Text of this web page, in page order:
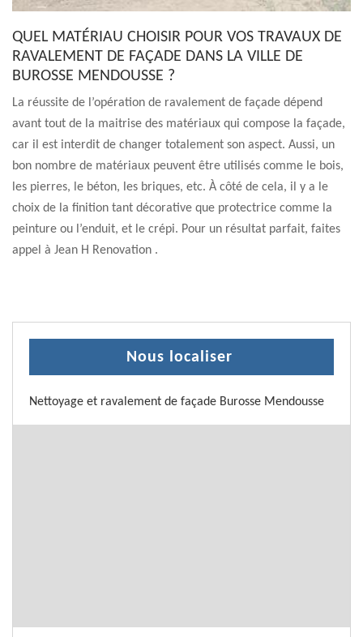
QUEL MATÉRIAU CHOISIR POUR VOS TRAVAUX DE
RAVALEMENT DE FAÇADE DANS LA VILLE DE
BUROSSE MENDOUSSE ?
La réussite de l’opération de ravalement de façade dépend
avant tout de la maitrise des matériaux qui compose la façade,
car il est interdit de changer totalement son aspect. Aussi, un
bon nombre de matériaux peuvent être utilisés comme le bois,
les pierres, le béton, les briques, etc. À côté de cela, il y a le
choix de la finition tant décorative que protectrice comme la
peinture ou l’enduit, et le crépi. Pour un résultat parfait, faites
appel à Jean H Renovation .
Nous localiser
Nettoyage et ravalement de façade Burosse Mendousse